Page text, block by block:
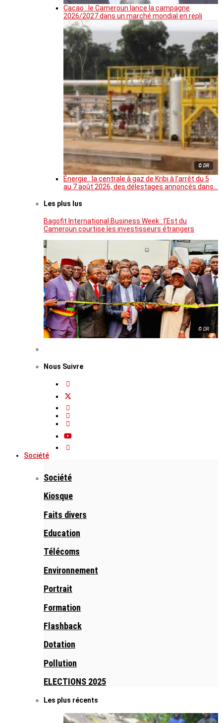
Cacao : le Cameroun lance la campagne
2026/2027 dans un marché mondial en repli
© DR
Énergie : la centrale à gaz de Kribi à l’arrêt du 5
au 7 août 2026, des délestages annoncés dans…
Les plus lus
Bagofit International Business Week : l’Est du
Cameroun courtise les investisseurs étrangers
© DR
Nous Suivre
Société
Société
Kiosque
Faits divers
Education
Télécoms
Environnement
Portrait
Formation
Flashback
Dotation
Pollution
ELECTIONS 2025
Les plus récents